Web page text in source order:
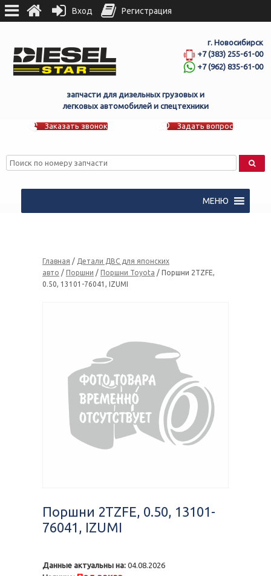
г. Новосибирск
+7 (383) 255-61-00
+7 (962) 835-61-00
запчасти для дизельных грузовых и
легковых автомобилей и спецтехники
Заказать звонок Задать вопрос
МЕНЮ
Главная / Детали ДВС для японских
авто / Поршни / Поршни Toyota / Поршни 2TZFE,
0.50, 13101-76041, IZUMI
Поршни 2TZFE, 0.50, 13101-
76041, IZUMI
Данные актуальны на: 04.08.2026
Вход Регистрация